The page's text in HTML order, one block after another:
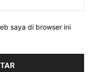
saya di browser ini